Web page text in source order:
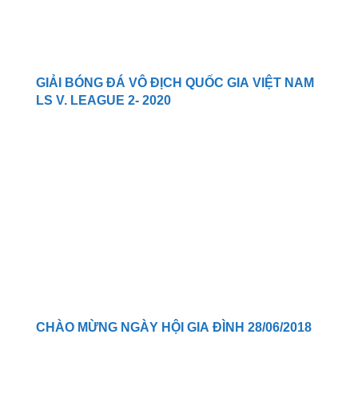
GIẢI BÓNG ĐÁ VÔ ĐỊCH QUỐC GIA VIỆT NAM
LS V. LEAGUE 2- 2020
CHÀO MỪNG NGÀY HỘI GIA ĐÌNH 28/06/2018